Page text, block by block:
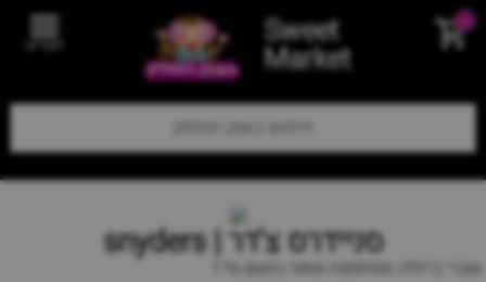
Sweet
Market תפריט
סניידרס צ'דר | snyders
שברי בייגלה ממחמצת שאור בטעם צד'ר